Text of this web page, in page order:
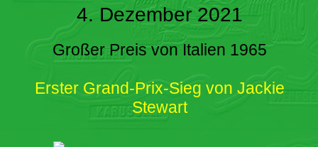
4. Dezember 2021
Großer Preis von Italien 1965
Erster Grand-Prix-Sieg von Jackie
Stewart